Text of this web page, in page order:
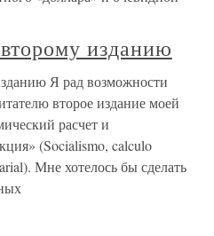
изданию
Я рад возможности
второе издание моей
расчет и
(Socialismo, calculo
Мне хотелось бы сделать